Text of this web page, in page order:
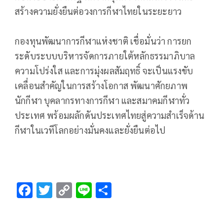
สร้างความยั่งยืนต่อวงการกีฬาไทยในระยะยาว
กองทุนพัฒนาการกีฬาแห่งชาติ เชื่อมั่นว่า การยก
ระดับระบบบริหารจัดการภายใต้หลักธรรมาภิบาล
ความโปร่งใส และการมุ่งผลสัมฤทธิ์ จะเป็นแรงขับ
เคลื่อนสำคัญในการสร้างโอกาส พัฒนาศักยภาพ
นักกีฬา บุคลากรทางการกีฬา และสมาคมกีฬาทั่ว
ประเทศ พร้อมผลักดันประเทศไทยสู่ความสำเร็จด้าน
กีฬาในเวทีโลกอย่างมั่นคงและยั่งยืนต่อไป
F T C Li